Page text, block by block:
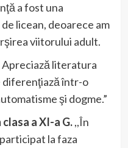
a fost una
licean, deoarece am
viitorului adult.
literatura
într-o
şi dogme.”
a XI-a G.,,În
la faza